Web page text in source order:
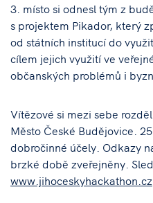
3. místo si odnesl tým z
s projektem Pikador, který
od státních institucí do
cílem jejich využití ve
občanských problémů i
Vítězové si mezi sebe
Město České Budějovice.
dobročinné účely. Odkazy
brzké době zveřejněny.
www.jihoceskyhackathon.cz